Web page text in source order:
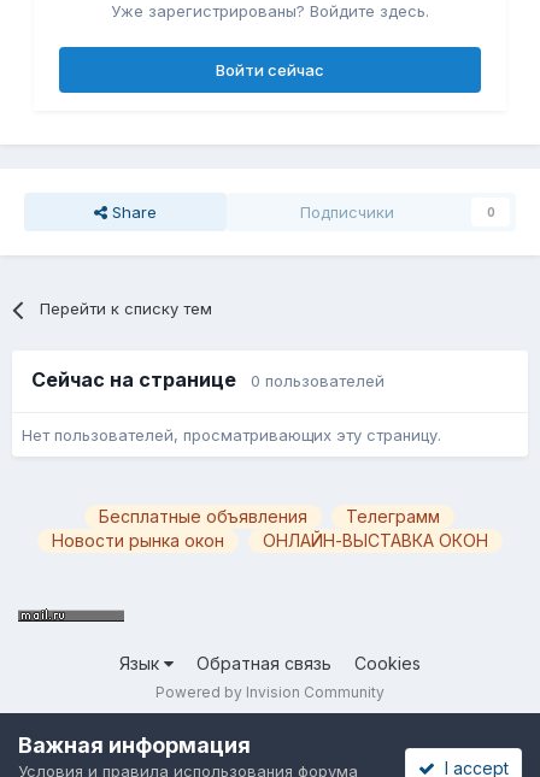
Уже зарегистрированы? Войдите здесь.
Войти сейчас
Share Подписчики 0
Перейти к списку тем
Сейчас на странице 0 пользователей
Нет пользователей, просматривающих эту страницу.
Бесплатные объявления
Телеграмм
Новости рынка окон
ОНЛАЙН-ВЫСТАВКА ОКОН
Язык Обратная связь Cookies
Powered by Invision Community
Важная информация
Условия и правила использования форума I accept